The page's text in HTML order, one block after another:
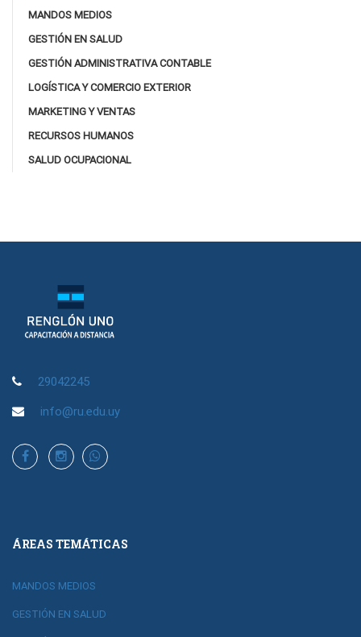
MANDOS MEDIOS
GESTIÓN EN SALUD
GESTIÓN ADMINISTRATIVA CONTABLE
LOGÍSTICA Y COMERCIO EXTERIOR
MARKETING Y VENTAS
RECURSOS HUMANOS
SALUD OCUPACIONAL
29042245
info@ru.edu.uy
ÁREAS TEMÁTICAS
MANDOS MEDIOS
GESTIÓN EN SALUD